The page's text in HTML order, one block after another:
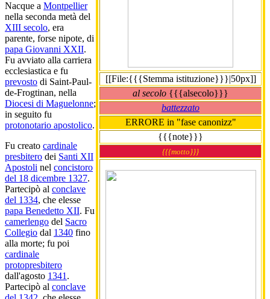
[[File:{{{Stemma istituzione}}}|50px]]
al secolo {{{alsecolo}}}
battezzato
ERRORE in "fase canonizz"
{{{note}}}
{{{motto}}}
Nacque a Montpellier
nella seconda metà del
XIII secolo, era
parente, forse nipote, di
papa Giovanni XXII.
Fu avviato alla carriera
ecclesiastica e fu
prevosto di Saint-Paul-
de-Frogtinan, nella
Diocesi di Maguelonne;
in seguito fu
protonotario apostolico.
Fu creato cardinale
presbitero dei Santi XII
Apostoli nel concistoro
del 18 dicembre 1327.
Partecipò al conclave
del 1334, che elesse
papa Benedetto XII. Fu
camerlengo del Sacro
Collegio dal 1340 fino
alla morte; fu poi
cardinale
protopresbitero
dall'agosto 1341.
Partecipò al conclave